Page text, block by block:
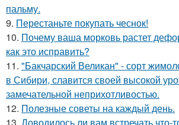
пальму.
9. Перестаньте покупать чеснок!
10. Почему ваша морковь растет
как это исправить?
11. "Бакчарский Великан" - сорт
в Сибири, славится своей высокой
замечательной неприхотливостью.
12. Полезные советы на каждый день.